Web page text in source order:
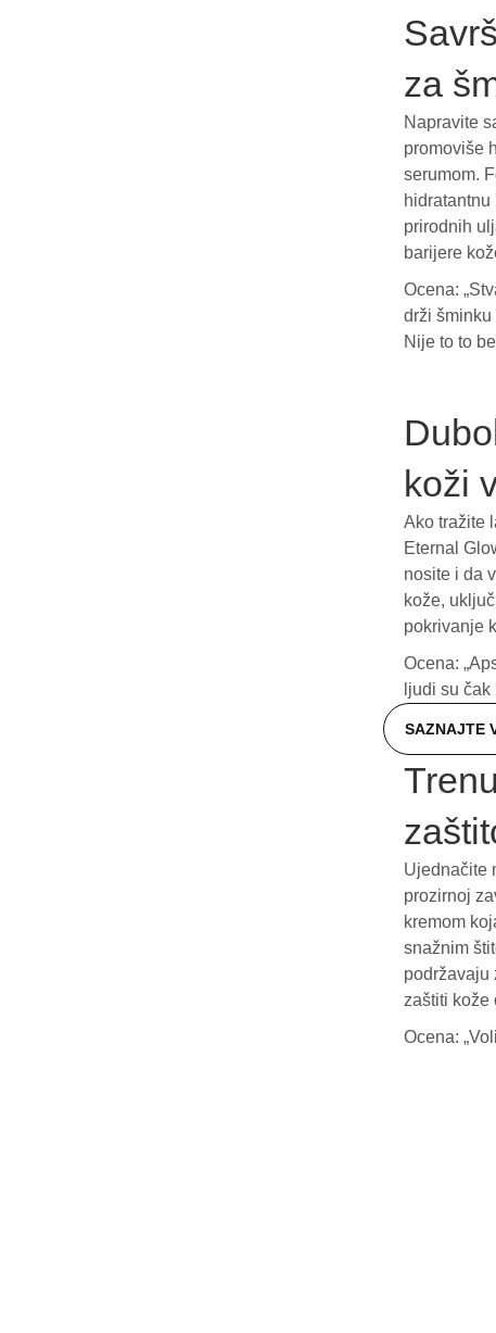
za
Napravite
promoviše
serumom.
prirodnih
barijere
Ocena:
drži šminku
Nije to to
koži
Ako tražite
Eternal
nosite i da
kože,
pokrivanje
Ocena:
ljudi su
SAZNAJTE
Ujednačite
prozirnoj
kremom
snažnim
podržavaju
zaštiti kože
Ocena: